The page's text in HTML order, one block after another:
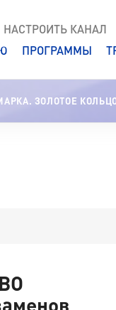
НАСТРОИТЬ КАНАЛ
ПРОГРАММЫ
ЗОЛОТОЕ